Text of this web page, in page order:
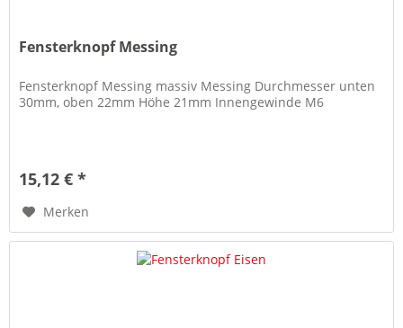
Fensterknopf Messing
Fensterknopf Messing massiv Messing Durchmesser unten
30mm, oben 22mm Höhe 21mm Innengewinde M6
15,12 € *
Merken